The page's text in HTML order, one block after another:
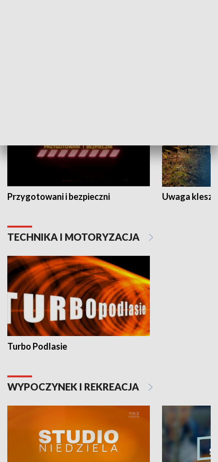
Przygotowani i bezpieczni Uwaga
TECHNIKA I MOTORYZACJA
Turbo Podlasie
WYPOCZYNEK I REKREACJA